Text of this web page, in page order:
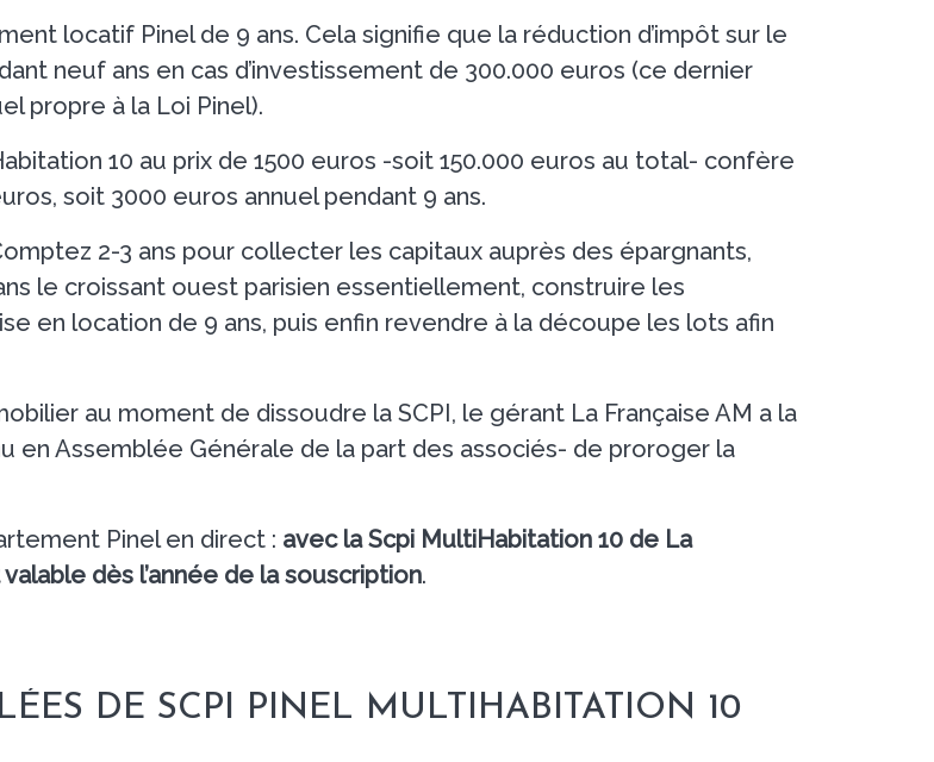
locatif Pinel de 9 ans. Cela signifie que la réduction d’impôt sur le
neuf ans en cas d’investissement de 300.000 euros (ce dernier
propre à la Loi Pinel).
10 au prix de 1500 euros -soit 150.000 euros au total- confère
soit 3000 euros annuel pendant 9 ans.
2-3 ans pour collecter les capitaux auprès des épargnants,
le croissant ouest parisien essentiellement, construire les
en location de 9 ans, puis enfin revendre à la découpe les lots afin
au moment de dissoudre la SCPI, le gérant La Française AM a la
en Assemblée Générale de la part des associés- de proroger la
Pinel en direct : avec la Scpi MultiHabitation 10 de La
dès l’année de la souscription.
DE SCPI PINEL MULTIHABITATION 10